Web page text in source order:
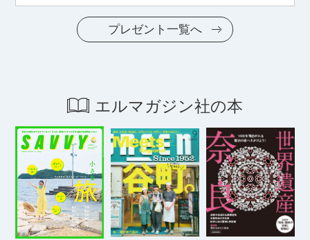
プレゼント一覧へ
エルマガジン社の本